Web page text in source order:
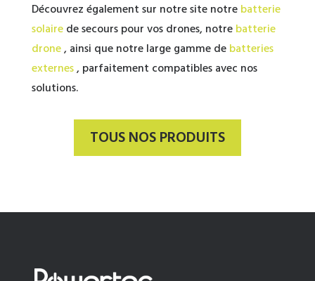
Découvrez également sur notre site notrebatterie
solairede secours pour vos drones, notrebatterie
drone, ainsi que notre large gamme debatteries
externes, parfaitement compatibles avec nos
solutions.
TOUS NOS PRODUITS